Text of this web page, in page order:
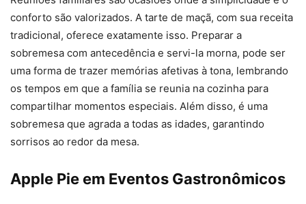
conforto são valorizados. A tarte de maçã, com sua receita
tradicional, oferece exatamente isso. Preparar a
sobremesa com antecedência e servi-la morna, pode ser
uma forma de trazer memórias afetivas à tona, lembrando
os tempos em que a família se reunia na cozinha para
compartilhar momentos especiais. Além disso, é uma
sobremesa que agrada a todas as idades, garantindo
sorrisos ao redor da mesa.
Apple Pie em Eventos Gastronômicos